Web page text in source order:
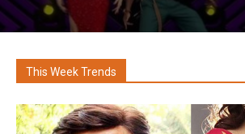
This Week Trends